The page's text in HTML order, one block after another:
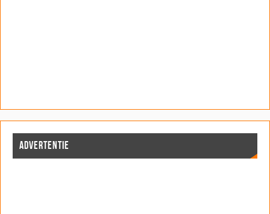
ADVERTENTIE